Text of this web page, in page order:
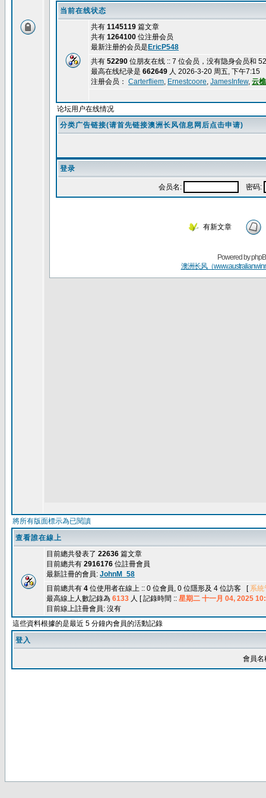
將所有版面標示為已閱讀
查看誰在線上
目前總共發表了 22636 篇文章
目前總共有 2916176 位註冊會員
最新註冊的會員: JohnM_58
目前總共有 4 位使用者在線上 :: 0 位會員, 0 位隱形及 4 位訪客 [ 系統
最高線上人數記錄為 6133 人 [ 記錄時間 :: 星期二 十一月 04, 2025
目前線上註冊會員: 沒有
這些資料根據的是最近 5 分鐘內會員的活動記錄
登入
會員